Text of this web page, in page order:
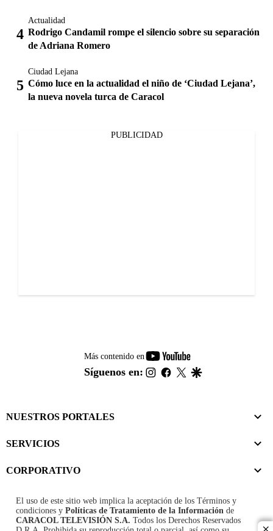
Actualidad
Rodrigo Candamil rompe el silencio sobre su separación
de Adriana Romero
Ciudad Lejana
Cómo luce en la actualidad el niño de ‘Ciudad Lejana’,
la nueva novela turca de Caracol
PUBLICIDAD
Más contenido en
youtube-
footer
Síguenos en: instagram
facebook
twitter
NUESTROS PORTALES
SERVICIOS
CORPORATIVO
El uso de este sitio web implica la aceptación de los Términos y
condiciones y Políticas de Tratamiento de la Información de
CARACOL TELEVISIÓN S.A. Todos los Derechos Reservados